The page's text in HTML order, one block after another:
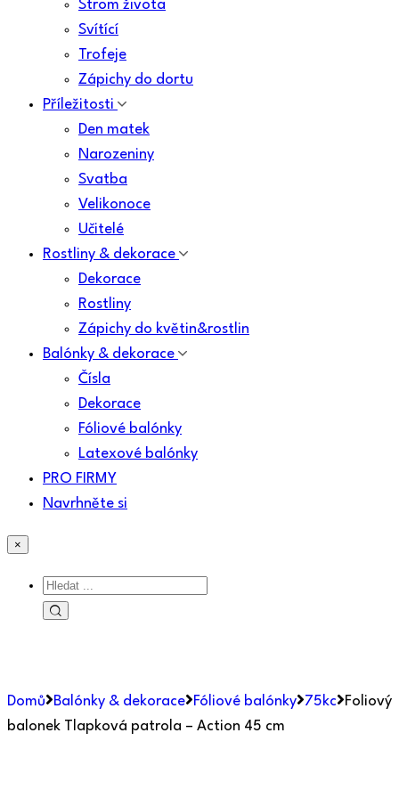
Strom života
Svítící
Trofeje
Zápichy do dortu
Příležitosti
Den matek
Narozeniny
Svatba
Velikonoce
Učitelé
Rostliny & dekorace
Dekorace
Rostliny
Zápichy do květin&rostlin
Balónky & dekorace
Čísla
Dekorace
Fóliové balónky
Latexové balónky
PRO FIRMY
Navrhněte si
×
Domů Balónky & dekorace Fóliové balónky 75kc
Foliový
balonek Tlapková patrola – Action 45 cm